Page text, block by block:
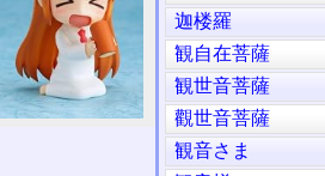
迦楼羅
観自在菩薩
観世音菩薩
觀世音菩薩
観音さま